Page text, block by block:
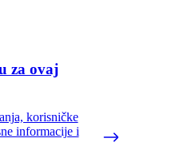
za ovaj
korisničke
informacije i